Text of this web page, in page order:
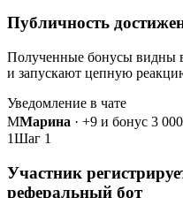
Публичность
Полученные бонусы видны
и запускают цепную
Уведомление в чате
ММарина · +9 и бонус 3
1Шаг 1
Участник
реферальный бот